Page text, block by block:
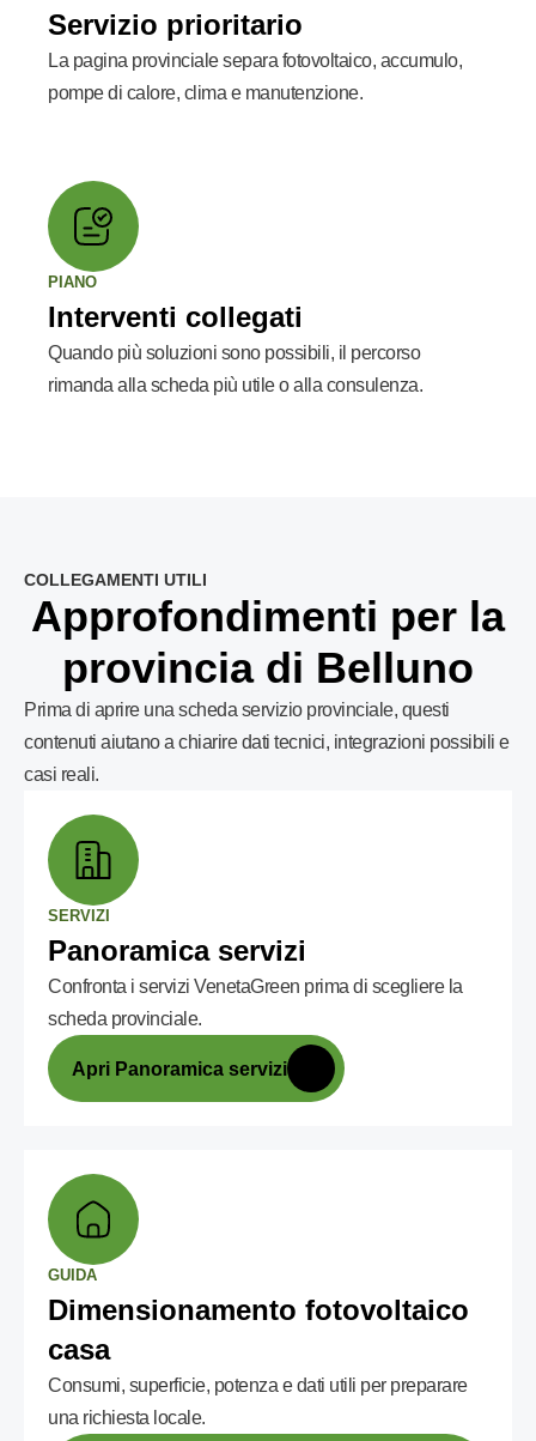
Servizio prioritario
La pagina provinciale separa fotovoltaico, accumulo,
pompe di calore, clima e manutenzione.
PIANO
Interventi collegati
Quando più soluzioni sono possibili, il percorso
rimanda alla scheda più utile o alla consulenza.
COLLEGAMENTI UTILI
Approfondimenti per la
provincia di Belluno
Prima di aprire una scheda servizio provinciale, questi
contenuti aiutano a chiarire dati tecnici, integrazioni possibili e
casi reali.
SERVIZI
Panoramica servizi
Confronta i servizi VenetaGreen prima di scegliere la
scheda provinciale.
Apri Panoramica servizi
GUIDA
Dimensionamento fotovoltaico
casa
Consumi, superficie, potenza e dati utili per preparare
una richiesta locale.